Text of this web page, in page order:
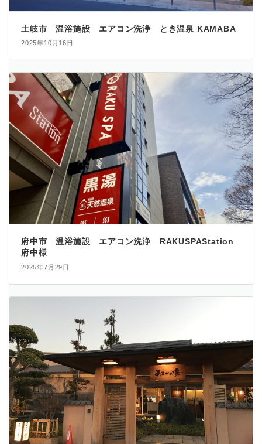
土岐市 温浴施設 エアコン洗浄 とき温泉 KAMABA
2025年10月16日
府中市 温浴施設 エアコン洗浄 RAKUSPAStation
府中様
2025年7月29日